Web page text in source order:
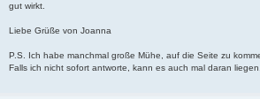
gut wirkt.
Liebe Grüße von Joanna
P.S. Ich habe manchmal große Mühe, auf die Seite zu
Falls ich nicht sofort antworte, kann es auch mal daran liegen.